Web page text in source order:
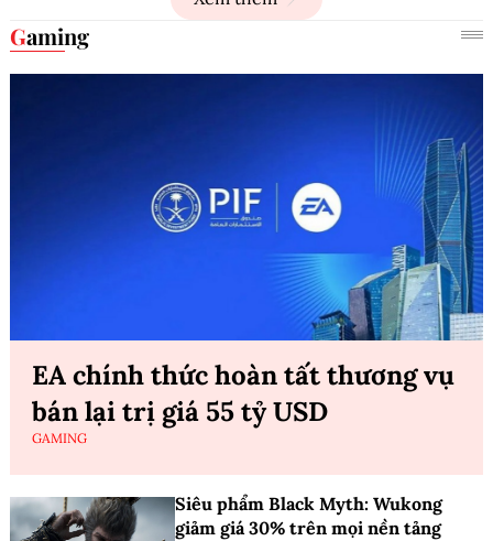
Gaming
EA chính thức hoàn tất thương vụ
bán lại trị giá 55 tỷ USD
GAMING
Siêu phẩm Black Myth: Wukong
giảm giá 30% trên mọi nền tảng